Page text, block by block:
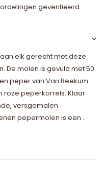
geverifieerd
elk gerecht met deze
De molen is gevuld met 50
peper van Van Beekum
roze peperkorrels. Klaar
versgemalen
pepermolen is een...